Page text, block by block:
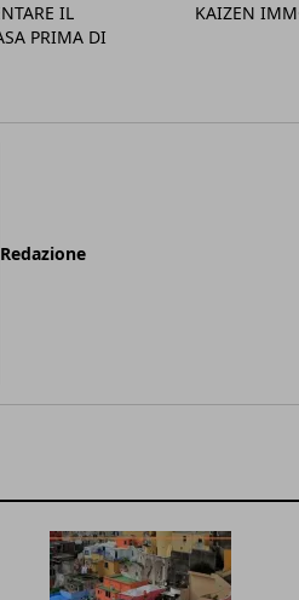
IL
PRIMA DI
KAIZEN
Redazione